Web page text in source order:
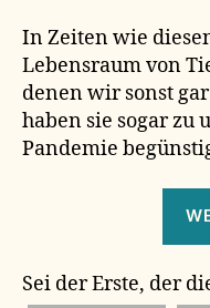
In Zeiten wie
Lebensraum von
denen wir sonst
haben sie sogar zu
Pandemie
Sei der Erste, der